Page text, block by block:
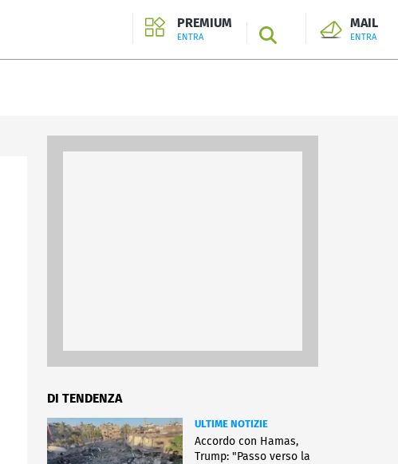
PREMIUM
ENTRA SEARCH
MAIL
ENTRA
DI TENDENZA
ULTIME NOTIZIE
Accordo con Hamas,
Trump: "Passo verso la